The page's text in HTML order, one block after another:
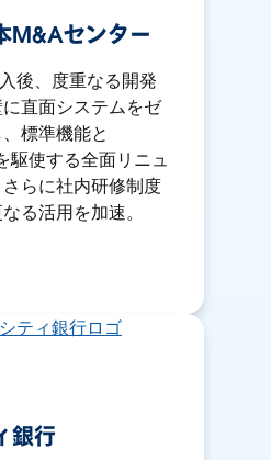
M&Aセンター
後、度重なる開発
直面システムをゼ
標準機能と
駆使する全面リニュ
らに社内研修制度
る活用を加速。
銀行